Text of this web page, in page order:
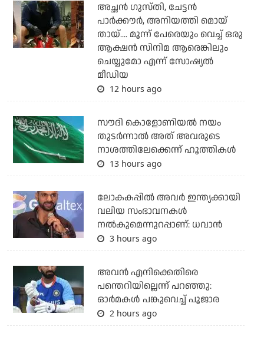
അച്ഛന്‍ ഗുസ്തി, ചേട്ടന്‍
പാര്‍ക്കൗര്‍, അനിയത്തി മൊയ്
തായ്.... മൂന്ന് പേരെയും വെച്ച് ഒരു
ആക്ഷന്‍ സിനിമ ആരെങ്കിലും
ചെയ്യുമോ എന്ന് സോഷ്യല്‍
മീഡിയ
12 hours ago
സൗദി കൊളോണിയല്‍ നയം
തുടര്‍ന്നാല്‍ അത് അവരുടെ
നാശത്തിലേക്കെന്ന് ഹൂത്തികള്‍
13 hours ago
ലോകകപ്പിൽ അവര്‍ ഇന്ത്യക്കായി
വലിയ സംഭാവനകള്‍
നല്‍കുമെന്നുറപ്പാണ്: ധവാന്‍
3 hours ago
അവന്‍ എനിക്കെതിരെ
പന്തെറിയില്ലെന്ന് പറഞ്ഞു:
ഓര്‍മകള്‍ പങ്കുവെച്ച് പൂജാര
2 hours ago